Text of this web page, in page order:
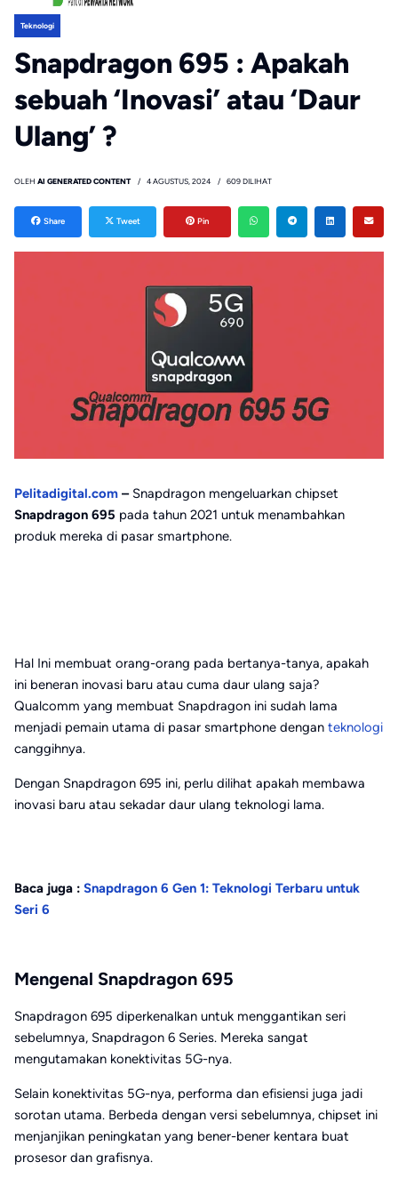
Teknologi
Snapdragon 695 : Apakah
sebuah ‘Inovasi’ atau ‘Daur
Ulang’ ?
OLEH AI GENERATED CONTENT 4 AGUSTUS, 2024 609 DILIHAT
Share Tweet Pin
Pelitadigital.com – Snapdragon mengeluarkan chipset
Snapdragon 695 pada tahun 2021 untuk menambahkan
produk mereka di pasar smartphone.
Hal Ini membuat orang-orang pada bertanya-tanya, apakah
ini beneran inovasi baru atau cuma daur ulang saja?
Qualcomm yang membuat Snapdragon ini sudah lama
menjadi pemain utama di pasar smartphone dengan teknologi
canggihnya.
Dengan Snapdragon 695 ini, perlu dilihat apakah membawa
inovasi baru atau sekadar daur ulang teknologi lama.
Baca juga : Snapdragon 6 Gen 1: Teknologi Terbaru untuk
Seri 6
Mengenal Snapdragon 695
Snapdragon 695 diperkenalkan untuk menggantikan seri
sebelumnya, Snapdragon 6 Series. Mereka sangat
mengutamakan konektivitas 5G-nya.
Selain konektivitas 5G-nya, performa dan efisiensi juga jadi
sorotan utama. Berbeda dengan versi sebelumnya, chipset ini
menjanjikan peningkatan yang bener-bener kentara buat
prosesor dan grafisnya.